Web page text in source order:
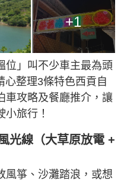
+1
位」叫不少車主最為頭
心整理3條特色西貢自
車攻略及餐廳推介，讓
旅行！
光線（大草原放電 +
風箏、沙灘踏浪，或想